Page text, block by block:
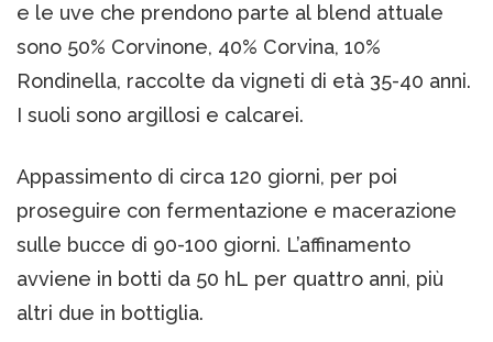
e le uve che prendono parte al blend attuale
sono 50% Corvinone, 40% Corvina, 10%
Rondinella, raccolte da vigneti di età 35-40 anni.
I suoli sono argillosi e calcarei.
Appassimento di circa 120 giorni, per poi
proseguire con fermentazione e macerazione
sulle bucce di 90-100 giorni. L’affinamento
avviene in botti da 50 hL per quattro anni, più
altri due in bottiglia.